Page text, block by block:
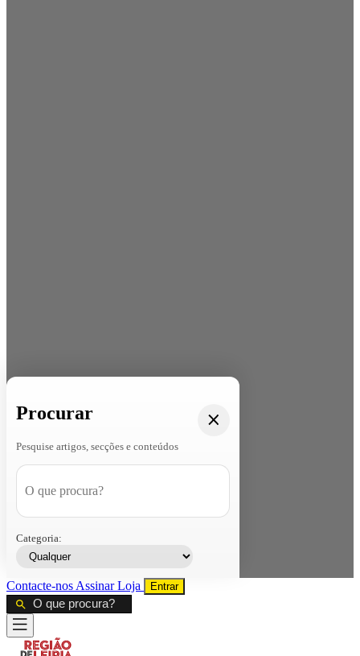
Procurar
Pesquise artigos, secções e conteúdos
Categoria:
Contacte-nos AssinarLoja Entrar